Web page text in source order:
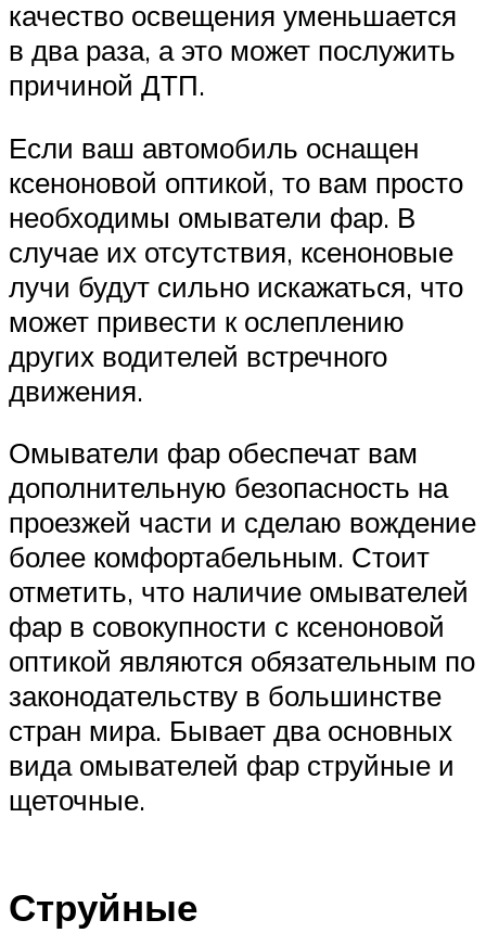
качество освещения уменьшается
в два раза, а это может послужить
причиной ДТП.
Если ваш автомобиль оснащен
ксеноновой оптикой, то вам просто
необходимы омыватели фар. В
случае их отсутствия, ксеноновые
лучи будут сильно искажаться, что
может привести к ослеплению
других водителей встречного
движения.
Омыватели фар обеспечат вам
дополнительную безопасность на
проезжей части и сделаю вождение
более комфортабельным. Стоит
отметить, что наличие омывателей
фар в совокупности с ксеноновой
оптикой являются обязательным по
законодательству в большинстве
стран мира. Бывает два основных
вида омывателей фар струйные и
щеточные.
Струйные